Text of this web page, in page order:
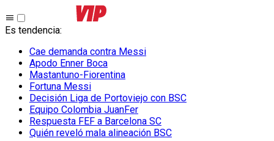
Es tendencia:
Cae demanda contra Messi
Apodo Enner Boca
Mastantuno-Fiorentina
Fortuna Messi
Decisión Liga de Portoviejo con BSC
Equipo Colombia JuanFer
Respuesta FEF a Barcelona SC
Quién reveló mala alineación BSC